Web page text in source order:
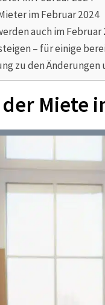
im Februar 2024
auch im
– für einige
zu den
Miete